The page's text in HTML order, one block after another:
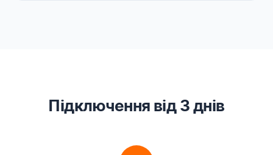
Підключення від 3 днів